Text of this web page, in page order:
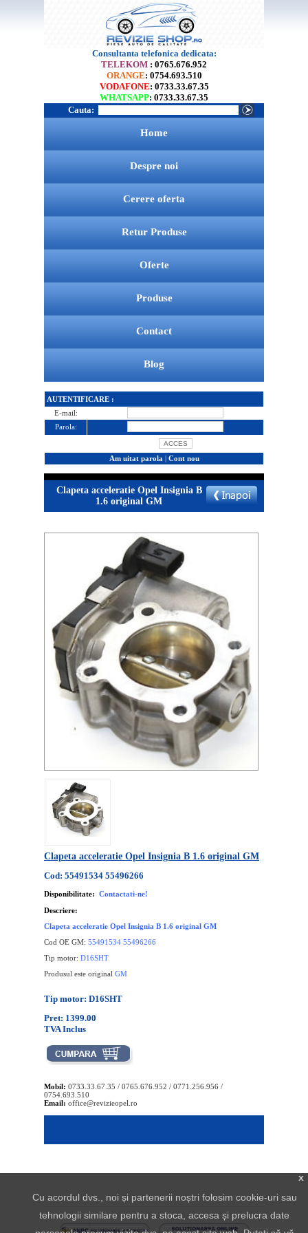
Consultanta telefonica dedicata:
TELEKOM : 0765.676.952
ORANGE: 0754.693.510
VODAFONE: 0733.33.67.35
WHATSAPP: 0733.33.67.35
Cauta:
Home
Despre noi
Cerere oferta
Retur Produse
Oferte
Produse
Contact
Blog
AUTENTIFICARE :
E-mail:
Parola:
Am uitat parola | Cont nou
Clapeta acceleratie Opel Insignia B
1.6 original GM
Clapeta acceleratie Opel Insignia B 1.6 original GM
Cod: 55491534 55496266
Disponibilitate: Contactati-ne!
Descriere:
Clapeta acceleratie Opel Insignia B 1.6 original GM
Cod OE GM: 55491534 55496266
Tip motor: D16SHT
Produsul este original GM
Tip motor: D16SHT
Pret: 1399.00
TVA Inclus
Mobil: 0733.33.67.35 / 0765.676.952 / 0771.256.956 /
0754.693.510
Email: office@revizieopel.ro
x
Cu acordul dvs., noi și partenerii noștri folosim cookie-uri sau
tehnologii similare pentru a stoca, accesa și prelucra date